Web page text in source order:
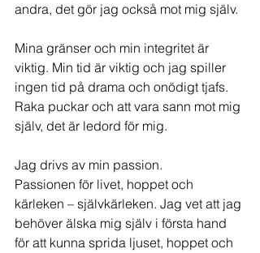
andra, det gör jag också mot mig själv.
Mina gränser och min integritet är
viktig. Min tid är viktig och jag spiller
ingen tid på drama och onödigt tjafs.
Raka puckar och att vara sann mot mig
själv, det är ledord för mig.
Jag drivs av min passion.
Passionen för livet, hoppet och
kärleken – självkärleken. Jag vet att jag
behöver älska mig själv i första hand
för att kunna sprida ljuset, hoppet och